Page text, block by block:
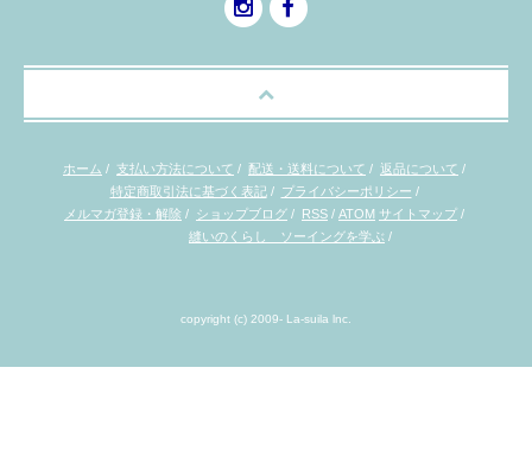
ホーム / 支払い方法について / 配送・送料について / 返品について /
特定商取引法に基づく表記 / プライバシーポリシー /
メルマガ登録・解除 / ショップブログ / RSS / ATOM サイトマップ /
縫いのくらし ソーイングを学ぶ /
copyright (c) 2009- La-suila lnc.